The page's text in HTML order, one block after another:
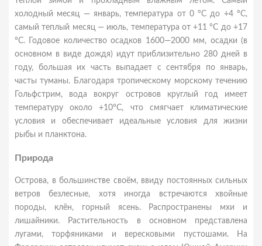
холодный месяц — январь, температура от 0 °С до +4 °С,
самый теплый месяц — июль, температура от +11 °C до +17
°C. Годовое количество осадков 1600—2000 мм, осадки (в
основном в виде дождя) идут приблизительно 280 дней в
году, большая их часть выпадает с сентября по январь,
часты туманы. Благодаря тропическому морскому течению
Гольфстрим, вода вокруг островов круглый год имеет
температуру около +10°С, что смягчает климатические
условия и обеспечивает идеальные условия для жизни
рыбы и планктона.
Природа
Острова, в большинстве своём, ввиду постоянных сильных
ветров безлесные, хотя иногда встречаются хвойные
породы, клён, горный ясень. Распространены мхи и
лишайники. Растительность в основном представлена
лугами, торфяниками и вересковыми пустошами. На